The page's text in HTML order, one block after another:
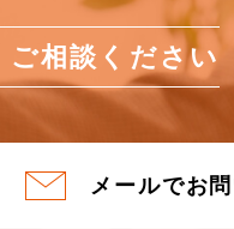
ご相談ください
メールでお